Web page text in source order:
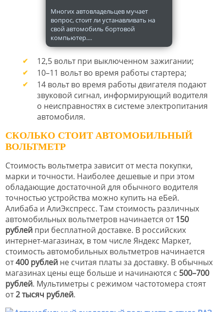
Многих автовладельцев мучает
вопрос, стоит ли устанавливать на
свой автомобиль бортовой
компьютер....
12,5 вольт при выключенном зажигании;
10–11 вольт во время работы стартера;
14 вольт во время работы двигателя подают
звуковой сигнал, информирующий водителя
о неисправностях в системе электропитания
автомобиля.
СКОЛЬКО СТОИТ АВТОМОБИЛЬНЫЙ
ВОЛЬТМЕТР
Стоимость вольтметра зависит от места покупки,
марки и точности. Наиболее дешевые и при этом
обладающие достаточной для обычного водителя
точностью устройства можно купить на еБей.
Алибаба и АлиЭкспресс. Там стоимость различных
автомобильных вольтметров начинается от150
рублей при бесплатной доставке. В российских
интернет-магазинах, в том числе Яндекс Маркет,
стоимость автомобильных вольтметров начинается
от400 рублей не считая платы за доставку. В обычных
магазинах цены еще больше и начинаются с 500–700
рублей. Мультиметры с режимом частотомера стоят
от2 тысяч рублей.